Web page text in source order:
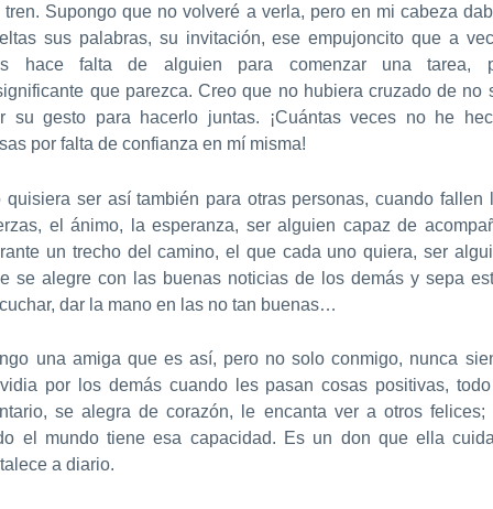
tren. Supongo que no volveré a verla, pero en mi cabeza
sus palabras, su invitación, ese empujoncito que a
hace falta de alguien para comenzar una tarea,
que parezca. Creo que no hubiera cruzado de no
su gesto para hacerlo juntas. ¡Cuántas veces no he
por falta de confianza en mí misma!
quisiera ser así también para otras personas, cuando fallen
el ánimo, la esperanza, ser alguien capaz de
un trecho del camino, el que cada uno quiera, ser
se alegre con las buenas noticias de los demás y sepa
dar la mano en las no tan buenas…
una amiga que es así, pero no solo conmigo, nunca
por los demás cuando les pasan cosas positivas,
se alegra de corazón, le encanta ver a otros felices;
el mundo tiene esa capacidad. Es un don que ella
a diario.